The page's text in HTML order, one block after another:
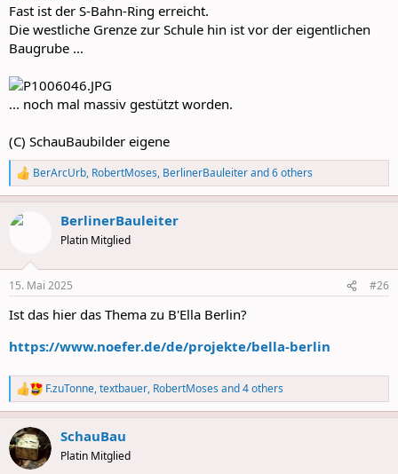
Fast ist der S-Bahn-Ring erreicht.
Die westliche Grenze zur Schule hin ist vor der eigentlichen
Baugrube ...
... noch mal massiv gestützt worden.
(C) SchauBaubilder eigene
R
e
a
c
s
BerArcUrb, RobertMoses, BerlinerBauleiterand 6 others
BerlinerBauleiter
Platin Mitglied
15. Mai 2025 #26
Ist das hier das Thema zu B'Ella Berlin?
https://www.noefer.de/de/projekte/bella-berlin
R
e
a
c
t
i
F.zuTonne,textbauer, RobertMoses and 4 others
SchauBau
Platin Mitglied